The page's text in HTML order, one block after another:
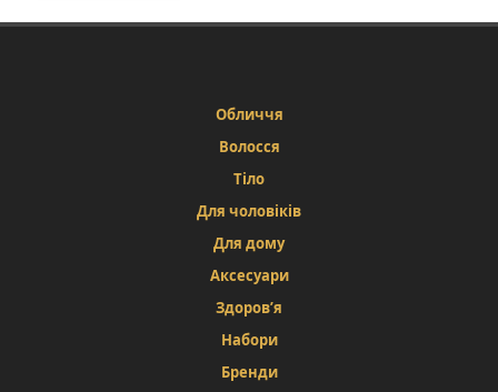
Обличчя
Волосся
Тіло
Для чоловіків
Для дому
Аксесуари
Здоров’я
Набори
Бренди